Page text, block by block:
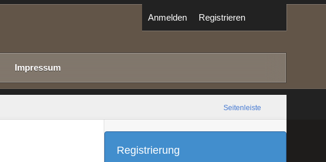
Anmelden Registrieren
Impressum
Seitenleiste
Registrierung